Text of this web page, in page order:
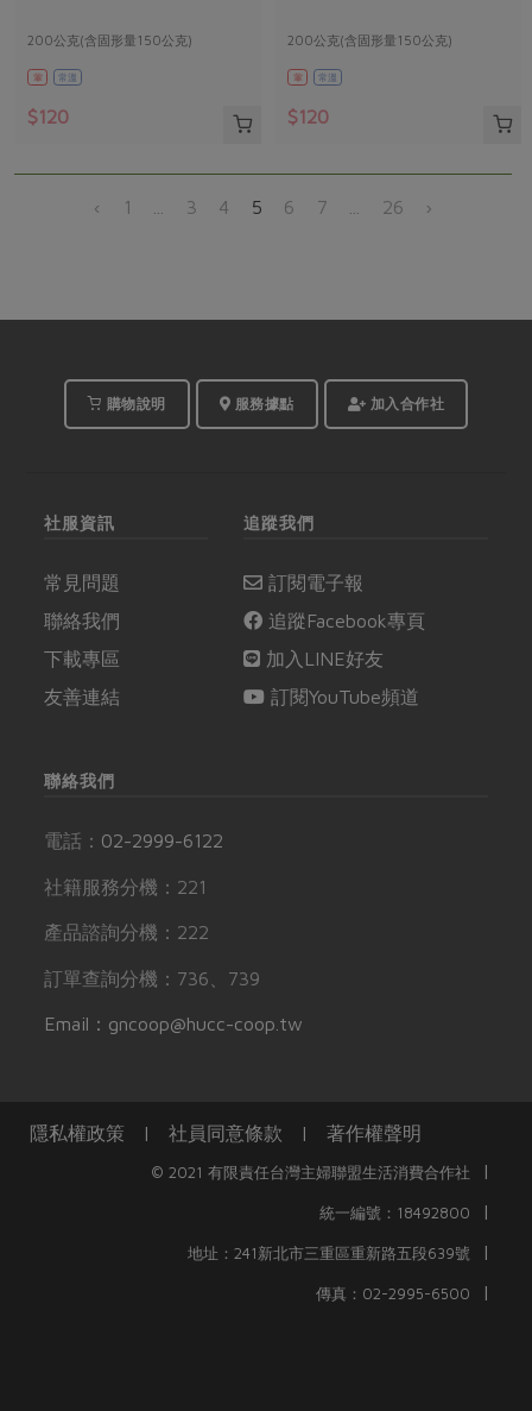
200公克(含固形量150公克)
葷 常溫
$120
200公克(含固形量150公克)
葷 常溫
$120
‹ 1 3 4 5 6 7 26 ›
購物說明 服務據點 加入合作社
社服資訊
常見問題
聯絡我們
下載專區
友善連結
追蹤我們
訂閱電子報
追蹤Facebook專頁
加入LINE好友
訂閱YouTube頻道
聯絡我們
電話： 02-2999-6122
社籍服務分機：221
產品諮詢分機：222
訂單查詢分機：736、739
Email：gncoop@hucc-coop.tw
隱私權政策 | 社員同意條款 | 著作權聲明
© 2021 有限責任台灣主婦聯盟生活消費合作社 |
統一編號：18492800 |
地址：241新北市三重區重新路五段639號 |
傳真：02-2995-6500 |